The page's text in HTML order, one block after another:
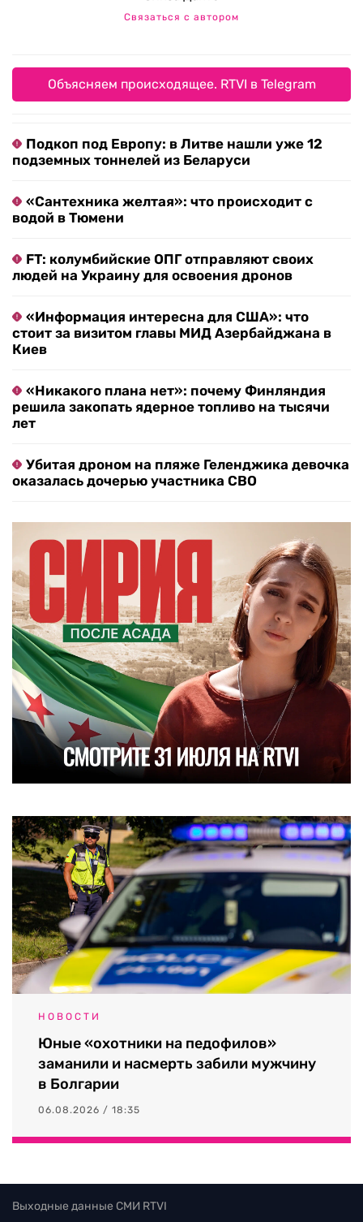
Связаться с автором
Объясняем происходящее. RTVI в Telegram
Подкоп под Европу: в Литве нашли уже 12
подземных тоннелей из Беларуси
«Сантехника желтая»: что происходит с
водой в Тюмени
FT: колумбийские ОПГ отправляют своих
людей на Украину для освоения дронов
«Информация интересна для США»: что
стоит за визитом главы МИД Азербайджана в
Киев
«Никакого плана нет»: почему Финляндия
решила закопать ядерное топливо на тысячи
лет
Убитая дроном на пляже Геленджика девочка
оказалась дочерью участника СВО
НОВОСТИ
Юные «охотники на педофилов»
заманили и насмерть забили мужчину
в Болгарии
06.08.2026 / 18:35
Выходные данные СМИ RTVI